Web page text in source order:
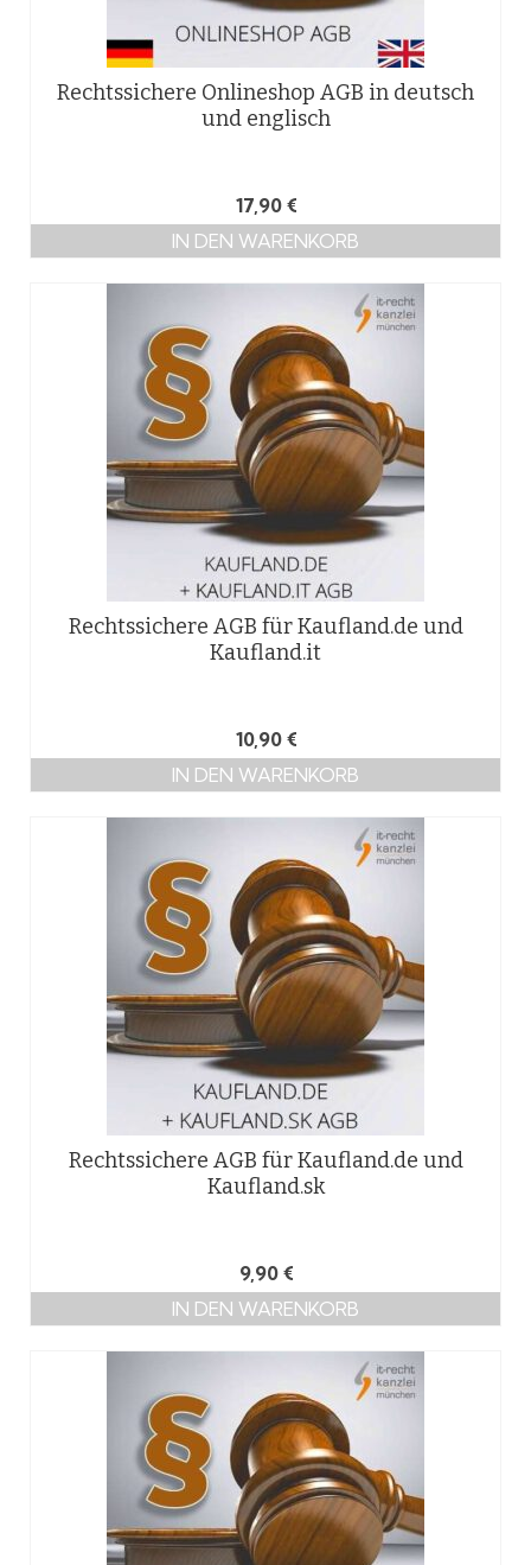
Rechtssichere Onlineshop AGB in deutsch
und englisch
17,90 €
IN DEN WARENKORB
Rechtssichere AGB für Kaufland.de und
Kaufland.it
10,90 €
IN DEN WARENKORB
Rechtssichere AGB für Kaufland.de und
Kaufland.sk
9,90 €
IN DEN WARENKORB